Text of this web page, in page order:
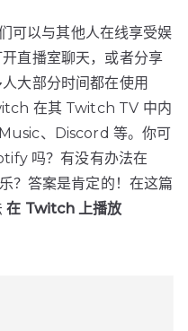
可以与其他人在线享受娱
直播室聊天，或者分享
大部分时间都在使用
在其 Twitch TV 中内
、Discord 等。你可
吗？有没有办法在
？答案是肯定的！在这篇
在 Twitch 上播放